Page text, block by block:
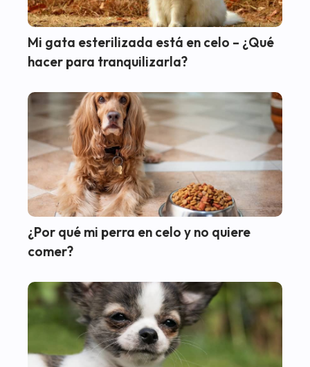
Mi gata esterilizada está en celo – ¿Qué
hacer para tranquilizarla?
¿Por qué mi perra en celo y no quiere
comer?